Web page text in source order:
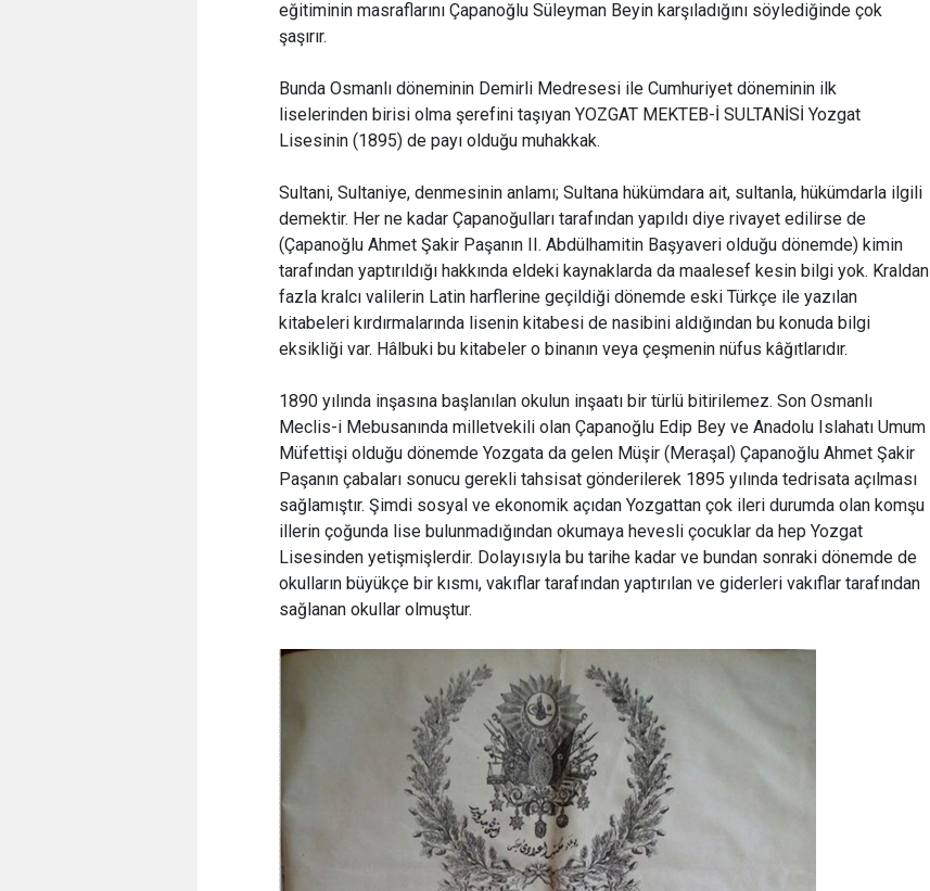
eğitiminin masraflarını Çapanoğlu Süleyman Beyin karşıladığını söylediğinde çok
şaşırır.
Bunda Osmanlı döneminin Demirli Medresesi ile Cumhuriyet döneminin ilk
liselerinden birisi olma şerefini taşıyan YOZGAT MEKTEB-İ SULTANİSİ Yozgat
Lisesinin (1895) de payı olduğu muhakkak.
Sultani, Sultaniye, denmesinin anlamı; Sultana hükümdara ait, sultanla, hükümdarla ilgili
demektir. Her ne kadar Çapanoğulları tarafından yapıldı diye rivayet edilirse de
(Çapanoğlu Ahmet Şakir Paşanın II. Abdülhamitin Başyaveri olduğu dönemde) kimin
tarafından yaptırıldığı hakkında eldeki kaynaklarda da maalesef kesin bilgi yok. Kraldan
fazla kralcı valilerin Latin harflerine geçildiği dönemde eski Türkçe ile yazılan
kitabeleri kırdırmalarında lisenin kitabesi de nasibini aldığından bu konuda bilgi
eksikliği var. Hâlbuki bu kitabeler o binanın veya çeşmenin nüfus kâğıtlarıdır.
1890 yılında inşasına başlanılan okulun inşaatı bir türlü bitirilemez. Son Osmanlı
Meclis-i Mebusanında milletvekili olan Çapanoğlu Edip Bey ve Anadolu Islahatı Umum
Müfettişi olduğu dönemde Yozgata da gelen Müşir (Meraşal) Çapanoğlu Ahmet Şakir
Paşanın çabaları sonucu gerekli tahsisat gönderilerek 1895 yılında tedrisata açılması
sağlamıştır. Şimdi sosyal ve ekonomik açıdan Yozgattan çok ileri durumda olan komşu
illerin çoğunda lise bulunmadığından okumaya hevesli çocuklar da hep Yozgat
Lisesinden yetişmişlerdir. Dolayısıyla bu tarihe kadar ve bundan sonraki dönemde de
okulların büyükçe bir kısmı, vakıflar tarafından yaptırılan ve giderleri vakıflar tarafından
sağlanan okullar olmuştur.